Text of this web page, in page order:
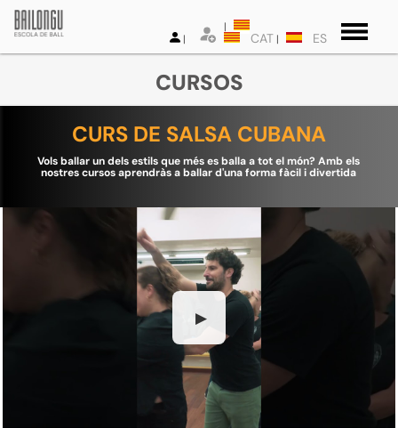
CAT ES
CURSOS
CURS DE SALSA CUBANA
Vols ballar un dels estils que més es balla a tot el món? Amb els
nostres cursos aprendràs a ballar d'una forma fàcil i divertida
▶